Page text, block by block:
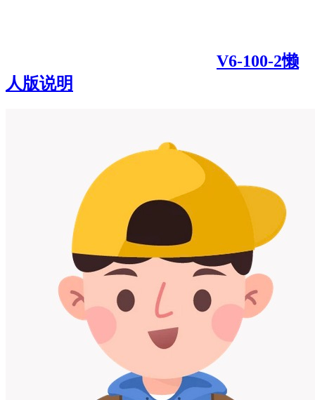
V6-100-2懒
人版说明